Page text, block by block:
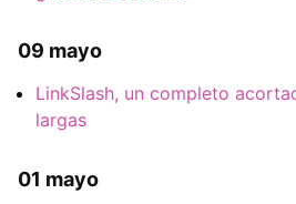
09 mayo
LinkSlash, un completo
largas
01 mayo